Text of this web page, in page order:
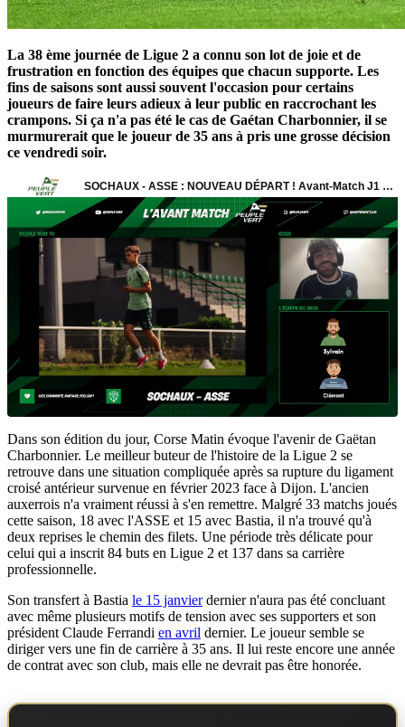
La 38 ème journée de Ligue 2 a connu son lot de joie et de
frustration en fonction des équipes que chacun supporte. Les
fins de saisons sont aussi souvent l'occasion pour certains
joueurs de faire leurs adieux à leur public en raccrochant les
crampons. Si ça n'a pas été le cas de Gaétan Charbonnier, il se
murmurerait que le joueur de 35 ans à pris une grosse décision
ce vendredi soir.
Dans son édition du jour, Corse Matin évoque l'avenir de Gaëtan
Charbonnier. Le meilleur buteur de l'histoire de la Ligue 2 se
retrouve dans une situation compliquée après sa rupture du ligament
croisé antérieur survenue en février 2023 face à Dijon. L'ancien
auxerrois n'a vraiment réussi à s'en remettre. Malgré 33 matchs joués
cette saison, 18 avec l'ASSE et 15 avec Bastia, il n'a trouvé qu'à
deux reprises le chemin des filets. Une période très délicate pour
celui qui a inscrit 84 buts en Ligue 2 et 137 dans sa carrière
professionnelle.
Son transfert à Bastia le 15 janvierdernier n'aura pas été concluant
avec même plusieurs motifs de tension avec ses supporters et son
président Claude Ferrandi en avril dernier. Le joueur semble se
diriger vers une fin de carrière à 35 ans. Il lui reste encore une année
de contrat avec son club, mais elle ne devrait pas être honorée.